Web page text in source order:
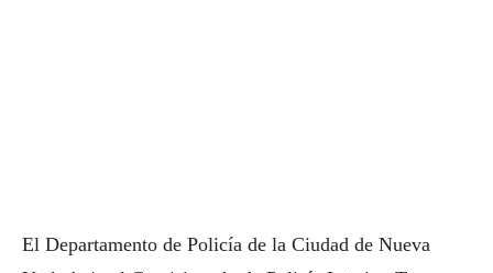
El Departamento de Policía de la Ciudad de Nueva